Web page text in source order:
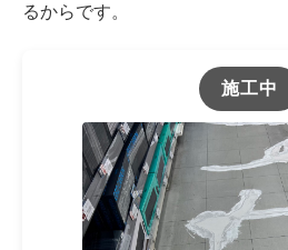
るからです。
施工中